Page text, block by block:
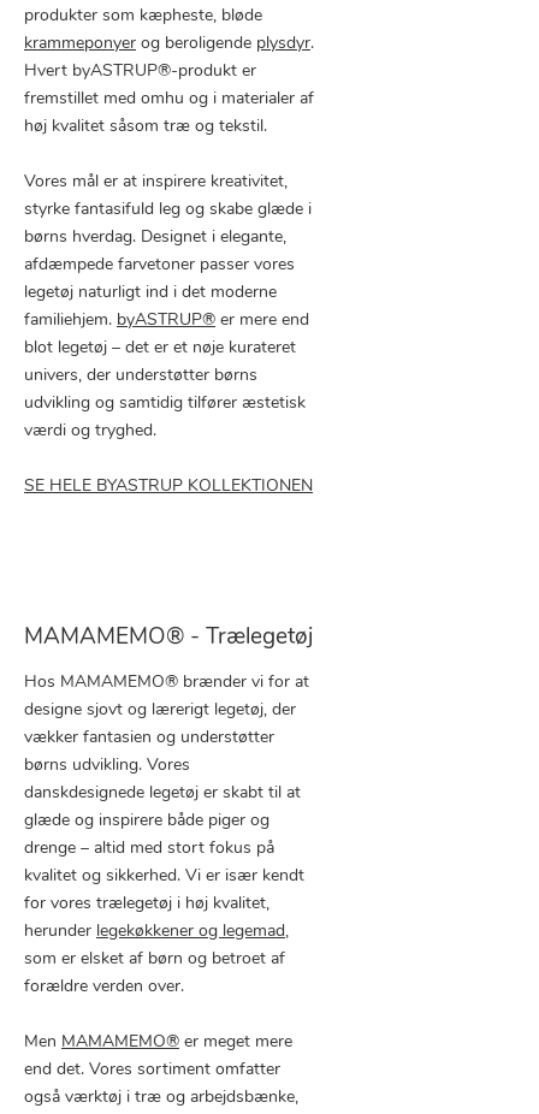
produkter som kæpheste, bløde
krammeponyer og beroligende plysdyr.
Hvert byASTRUP®-produkt er
fremstillet med omhu og i materialer af
høj kvalitet såsom træ og tekstil.
Vores mål er at inspirere kreativitet,
styrke fantasifuld leg og skabe glæde i
børns hverdag. Designet i elegante,
afdæmpede farvetoner passer vores
legetøj naturligt ind i det moderne
familiehjem. byASTRUP® er mere end
blot legetøj – det er et nøje kurateret
univers, der understøtter børns
udvikling og samtidig tilfører æstetisk
værdi og tryghed.
SE HELE BYASTRUP KOLLEKTIONEN
MAMAMEMO® - Trælegetøj
Hos MAMAMEMO® brænder vi for at
designe sjovt og lærerigt legetøj, der
vækker fantasien og understøtter
børns udvikling. Vores
danskdesignede legetøj er skabt til at
glæde og inspirere både piger og
drenge – altid med stort fokus på
kvalitet og sikkerhed. Vi er især kendt
for vores trælegetøj i høj kvalitet,
herunder legekøkkener og legemad,
som er elsket af børn og betroet af
forældre verden over.
Men MAMAMEMO® er meget mere
end det. Vores sortiment omfatter
også værktøj i træ og arbejdsbænke,